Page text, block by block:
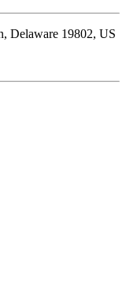
Delaware 19802, US